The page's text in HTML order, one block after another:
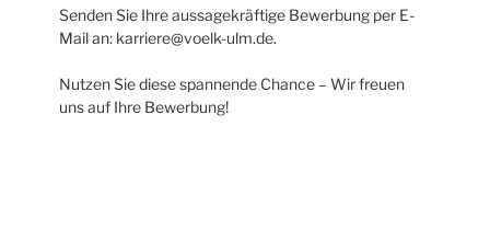
Senden Sie Ihre aussagekräftige Bewerbung per E-
Mail an: karriere@voelk-ulm.de.
Nutzen Sie diese spannende Chance – Wir freuen
uns auf Ihre Bewerbung!